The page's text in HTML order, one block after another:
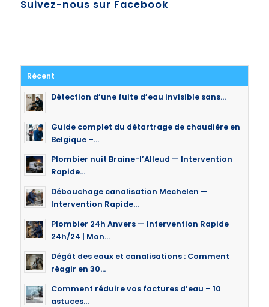
Suivez-nous sur Facebook
Récent
Détection d’une fuite d’eau invisible sans...
Guide complet du détartrage de chaudière en
Belgique –...
Plombier nuit Braine-l’Alleud — Intervention
Rapide...
Débouchage canalisation Mechelen —
Intervention Rapide...
Plombier 24h Anvers — Intervention Rapide
24h/24 | Mon...
Dégât des eaux et canalisations : Comment
réagir en 30...
Comment réduire vos factures d’eau – 10
astuces...